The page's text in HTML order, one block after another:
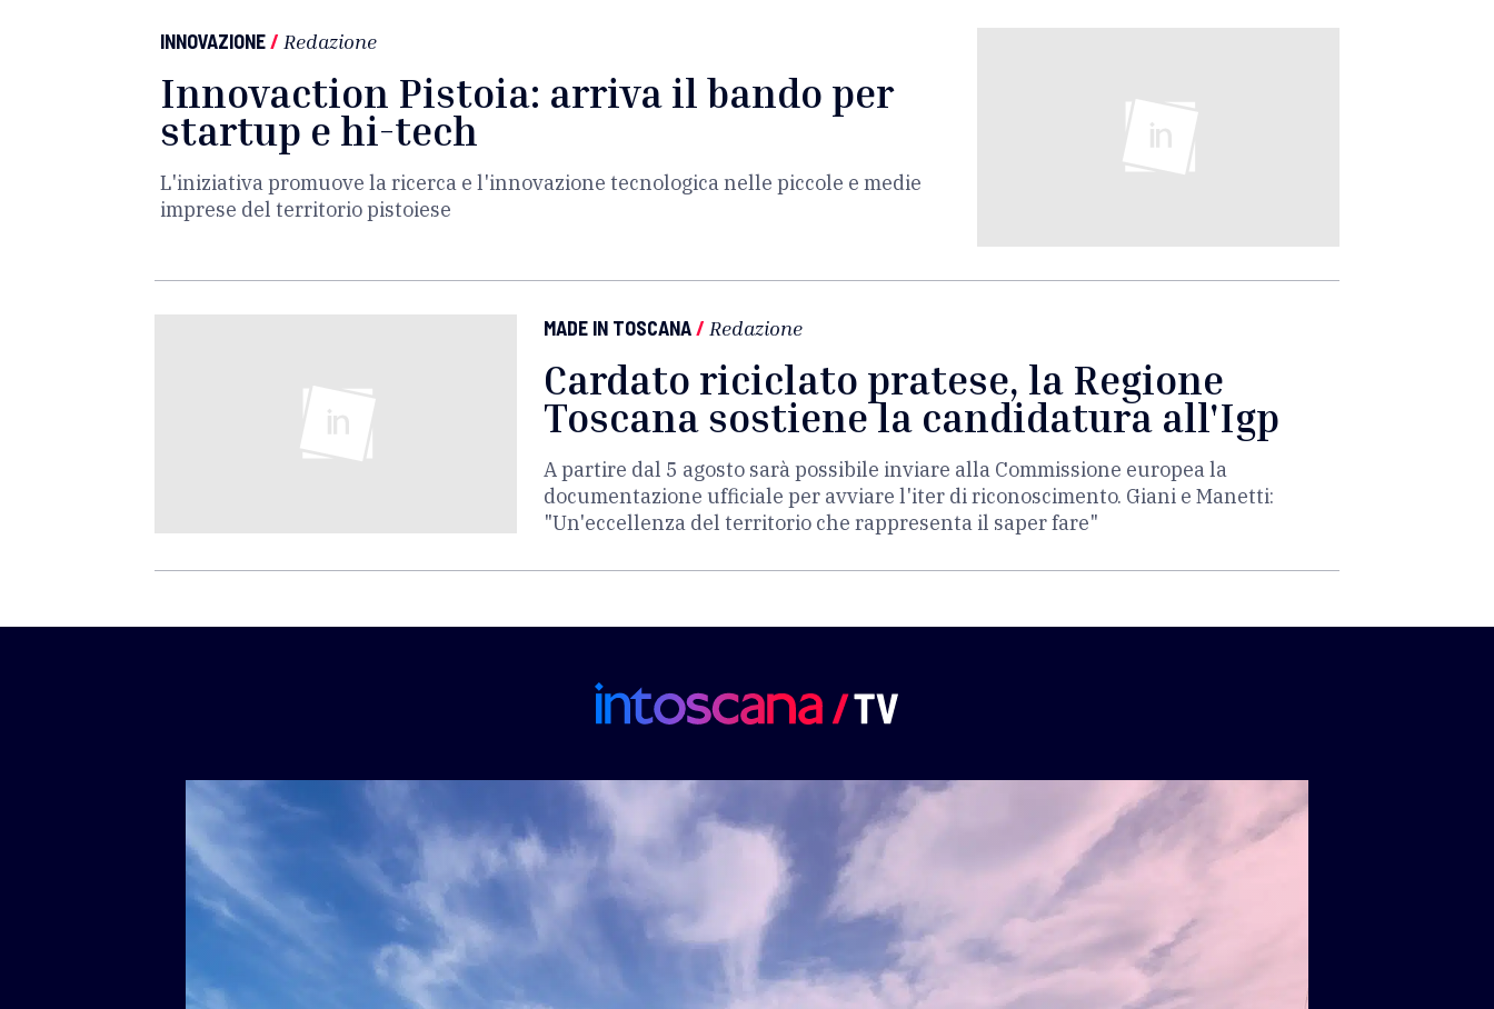
INNOVAZIONE/ Redazione
Innovaction Pistoia: arriva il bando per
startup e hi-tech
L'iniziativa promuove la ricerca e l'innovazione tecnologica nelle piccole e medie
imprese del territorio pistoiese
MADE IN TOSCANA/ Redazione
Cardato riciclato pratese, la Regione
Toscana sostiene la candidatura all'Igp
A partire dal 5 agosto sarà possibile inviare alla Commissione europea la
documentazione ufficiale per avviare l'iter di riconoscimento. Giani e Manetti:
"Un'eccellenza del territorio che rappresenta il saper fare"